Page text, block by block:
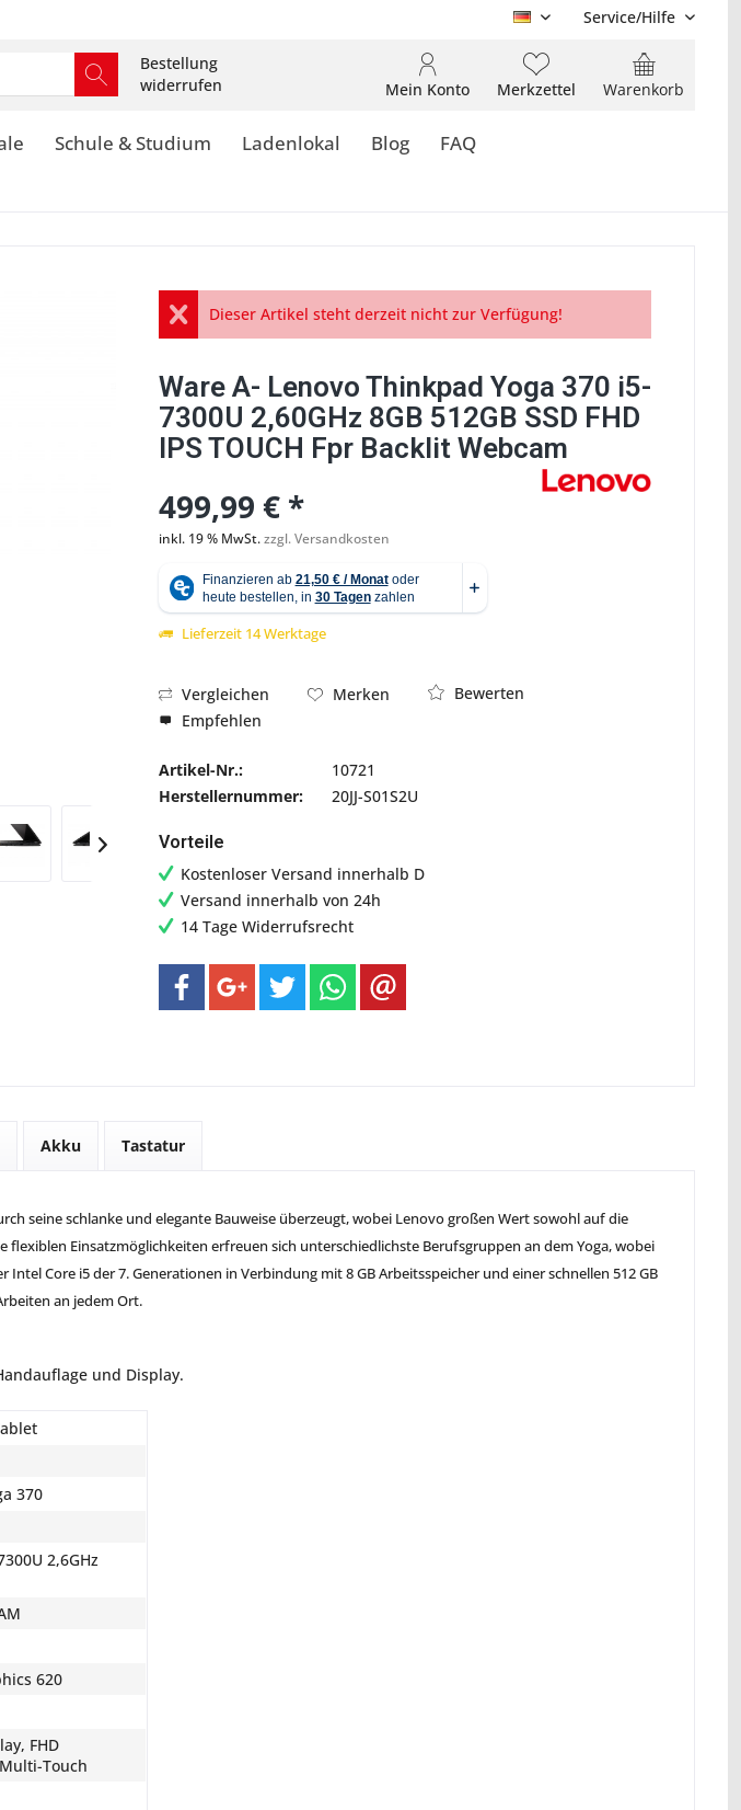
DE Service/Hilfe
Bestellung
widerrufen
Warenkorb
Merkzettel
Mein Konto
Schule & Studium Ladenlokal Blog FAQ
Abbildung ähnlich
Dieser Artikel steht derzeit nicht zur Verfügung!
Ware A- Lenovo Thinkpad Yoga 370 i5-
7300U 2,60GHz 8GB 512GB SSD FHD
IPS TOUCH Fpr Backlit Webcam
499,99 € *
inkl. 19 % MwSt.zzgl. Versandkosten
Lieferzeit 14 Werktage
Vergleichen Merken
Bewerten
Empfehlen
Artikel-Nr.:
10721
Herstellernummer:
20JJ-S01S2U
Vorteile
Kostenloser Versand innerhalb D
Versand innerhalb von 24h
14 Tage Widerrufsrecht
Akku Tastatur
seine schlanke und elegante Bauweise überzeugt, wobei Lenovo großen Wert sowohl auf die
flexiblen Einsatzmöglichkeiten erfreuen sich unterschiedlichste Berufsgruppen an dem Yoga, wobei
Core i5 der 7. Generationen in Verbindung mit 8 GB Arbeitsspeicher und einer schnellen 512 GB
an jedem Ort.
und Display.
370
2,6GHz
620
FHD
Touch